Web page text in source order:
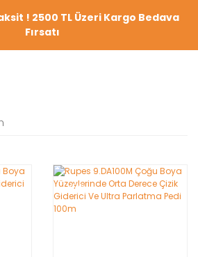
! 2500 TL Üzeri Kargo Bedava
Fırsatı
YENİ